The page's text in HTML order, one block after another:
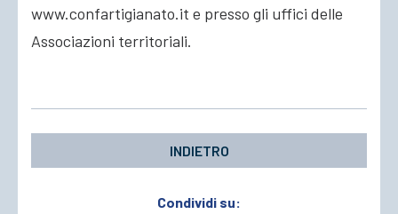
www.confartigianato.it e presso gli uffici delle
Associazioni territoriali.
INDIETRO
Condividi su: